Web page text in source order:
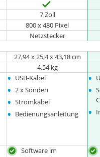
7 Zoll
800 x 480 Pixel
Netzstecker
27,94 x 25,4 x 43,18 cm
4,54 kg
• USB-Kabel
• 2 x Sonden
• Stromkabel
• Bedienungsanleitung
•
•
•
Software im